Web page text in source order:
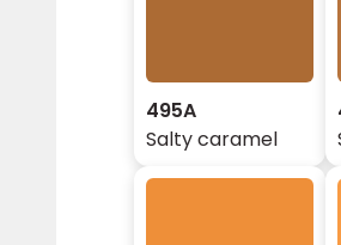
495A
Salty caramel